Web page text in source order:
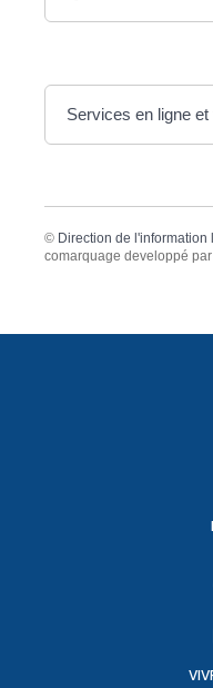
Services en ligne
© Direction de
comarquage developpé par